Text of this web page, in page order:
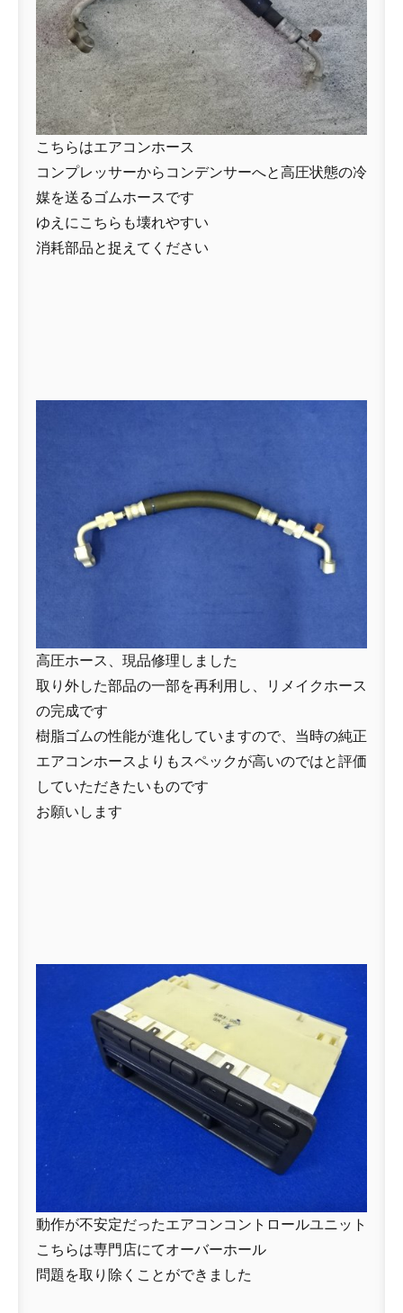
こちらはエアコンホース
コンプレッサーからコンデンサーへと高圧状態の冷
媒を送るゴムホースです
ゆえにこちらも壊れやすい
消耗部品と捉えてください
高圧ホース、現品修理しました
取り外した部品の一部を再利用し、リメイクホース
の完成です
樹脂ゴムの性能が進化していますので、当時の純正
エアコンホースよりもスペックが高いのではと評価
していただきたいものです
お願いします
動作が不安定だったエアコンコントロールユニット
こちらは専門店にてオーバーホール
問題を取り除くことができました